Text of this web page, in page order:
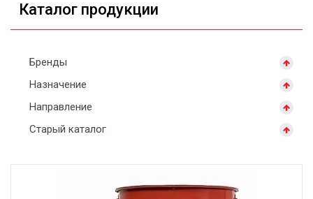
Каталог продукции
Бренды
Назначение
Направление
Старый каталог